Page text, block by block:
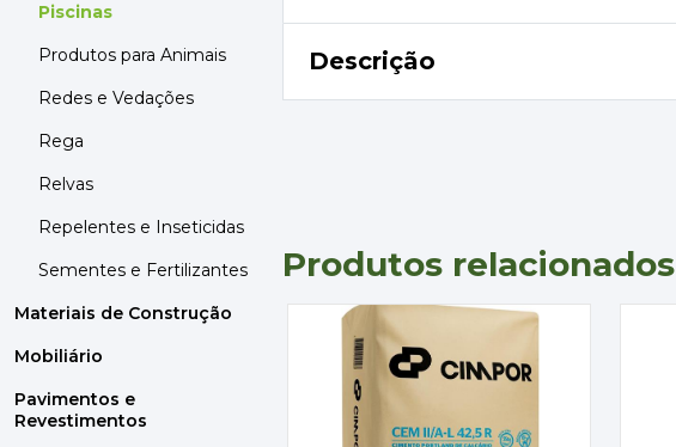
Piscinas
Produtos para Animais
Redes e Vedações
Rega
Relvas
Repelentes e Inseticidas
Sementes e Fertilizantes
Materiais de Construção
Mobiliário
Pavimentos e
Revestimentos
Descrição
Produtos relacionados